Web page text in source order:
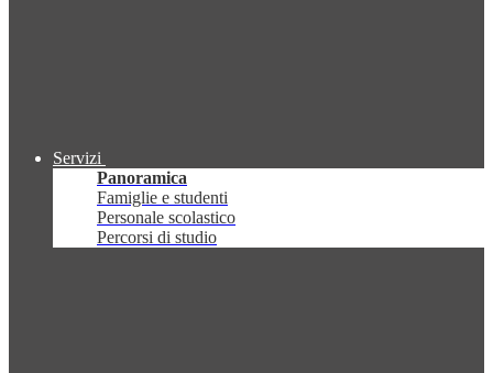
Servizi
Panoramica
Famiglie e studenti
Personale scolastico
Percorsi di studio